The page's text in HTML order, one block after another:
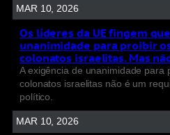
MAR 10, 2026
Os líderes da UE fingem
unanimidade para proibir
colonatos israelitas. Mas
A exigência de unanimidade para
colonatos israelitas não é um
político.
MAR 10, 2026